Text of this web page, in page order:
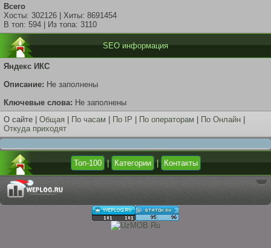
Всего
Хосты: 302126 | Хиты: 8691454
В топ: 594 | Из топа: 3110
SEO информация
Яндекс ИКС
Описание: Не заполнены
Ключевые слова: Не заполнены
О сайте | Общая | По часам | По IP | По операторам | По Онлайн |
Откуда приходят
Топ-100 | Категории | Контакты